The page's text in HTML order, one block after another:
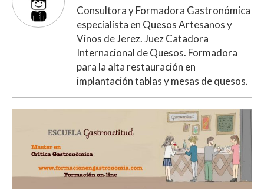
Consultora y Formadora Gastronómica
especialista en Quesos Artesanos y
Vinos de Jerez. Juez Catadora
Internacional de Quesos. Formadora
para la alta restauración en
implantación tablas y mesas de quesos.